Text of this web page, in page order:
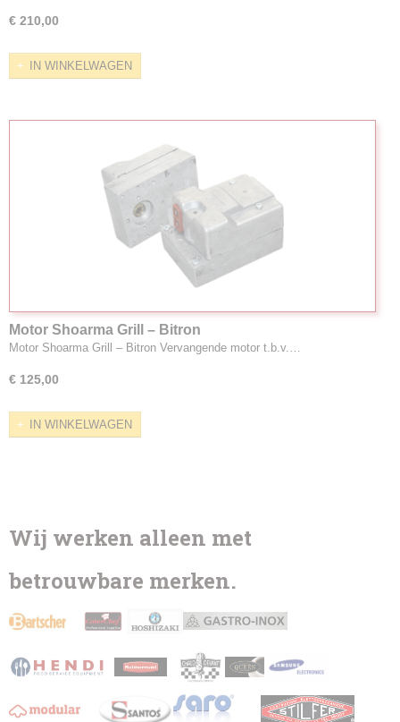
€ 210,00
IN WINKELWAGEN
Motor Shoarma Grill – Bitron
Motor Shoarma Grill – Bitron Vervangende motor t.b.v.…
€ 125,00
IN WINKELWAGEN
Wij werken alleen met
betrouwbare merken.